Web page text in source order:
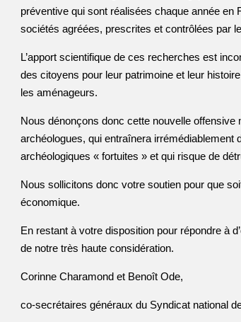
préventive qui sont réalisées chaque année en
sociétés agréées, prescrites et contrôlées par
L’apport scientifique de ces recherches est
des citoyens pour leur patrimoine et leur
les aménageurs.
Nous dénonçons donc cette nouvelle
archéologues, qui entraînera irrémédiablement
archéologiques « fortuites » et qui risque de
Nous sollicitons donc votre soutien pour que
économique.
En restant à votre disposition pour répondre à
de notre très haute considération.
Corinne Charamond et Benoît Ode,
co-secrétaires généraux du Syndicat national